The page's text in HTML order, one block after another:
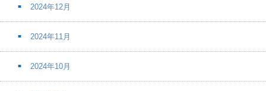
2024年12月
2024年11月
2024年10月